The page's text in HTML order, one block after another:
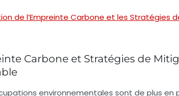
de l’Empreinte Carbone et les Stratégies
Carbone et Stratégies de
environnementales sont de plus en